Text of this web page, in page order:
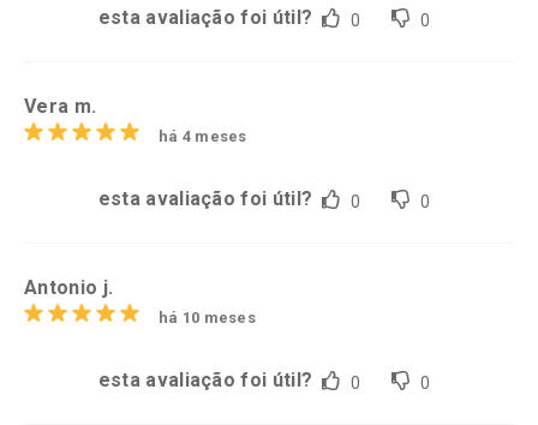
esta avaliação foi útil? 0 0
Vera m.
há 4 meses
esta avaliação foi útil? 0 0
Antonio j.
há 10 meses
esta avaliação foi útil? 0 0